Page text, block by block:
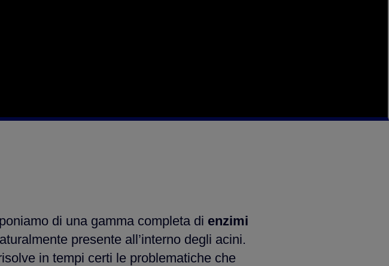
di una gamma completa di enzimi
presente all’interno degli acini.
in tempi certi le problematiche che